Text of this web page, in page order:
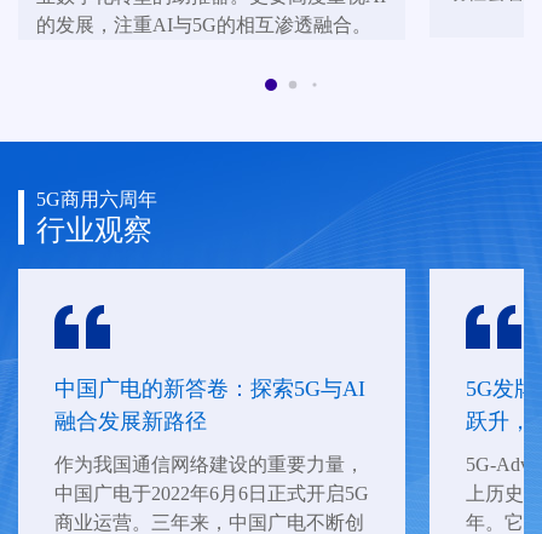
的发展，注重AI与5G的相互渗透融合。
5G商用六周年
行业观察
中国广电的新答卷：探索5G与AI
融合发展新路径
作为我国通信网络建设的重要力量，
中国广电于2022年6月6日正式开启5G
商业运营。三年来，中国广电不断创
5G发
跃升，
5G-
上历史
年。它